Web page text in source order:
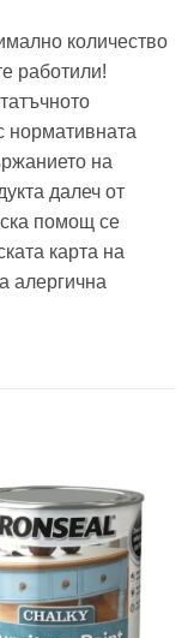
количество
работили!
нормативната
на
далеч от
помощ се
карта на
алергична